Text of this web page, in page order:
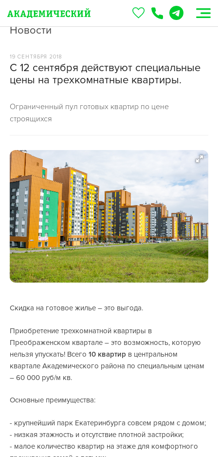
Новости
19 СЕНТЯБРЯ 2018
С 12 сентября действуют специальные
цены на трехкомнатные квартиры.
Ограниченный пул готовых квартир по цене
строящихся
Скидка на готовое жилье – это выгода.
Приобретение трехкомнатной квартиры в
Преображенском квартале – это возможность, которую
нельзя упускать! Всего 10 квартир в центральном
квартале Академического района по специальным ценам
– 60 000 руб/м кв.
Основные преимущества:
- крупнейший парк Екатеринбурга совсем рядом с домом;
- низкая этажность и отсутствие плотной застройки;
- малое количество квартир на этаже для комфортного